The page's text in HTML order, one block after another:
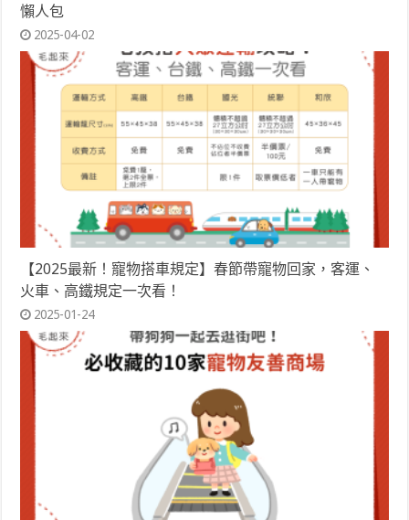
懶人包
2025-04-02
【2025最新！寵物搭車規定】春節帶寵物回家，客運、
火車、高鐵規定一次看！
2025-01-24